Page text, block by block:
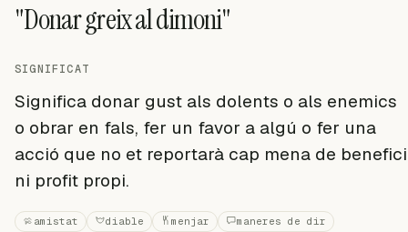
"Donar greix al dimoni"
SIGNIFICAT
Significa donar gust als dolents o als enemics
o obrar en fals, fer un favor a algú o fer una
acció que no et reportarà cap mena de benefici
ni profit propi.
amistat diable menjar maneres de dir